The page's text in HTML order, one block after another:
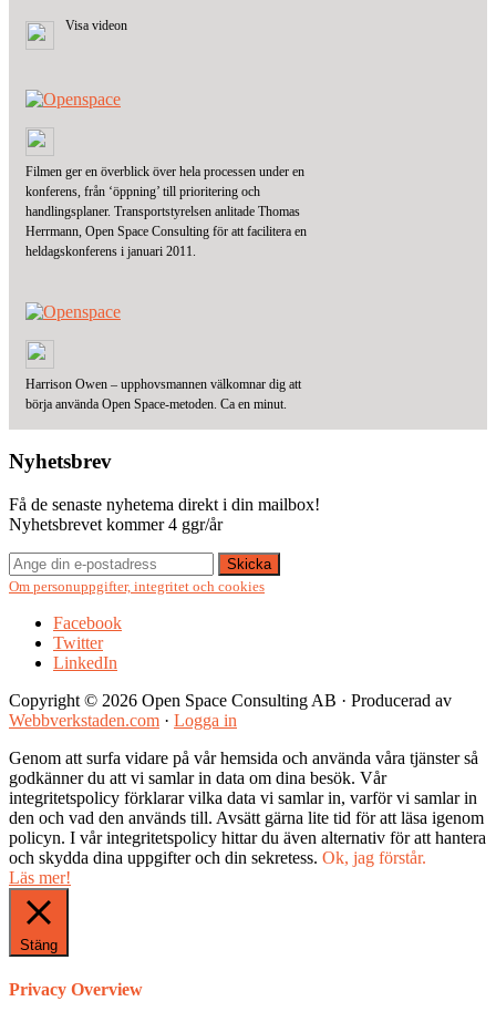
Visa videon
Filmen ger en överblick över hela processen under en
konferens, från ‘öppning’ till prioritering och
handlingsplaner. Transportstyrelsen anlitade Thomas
Herrmann, Open Space Consulting för att facilitera en
heldagskonferens i januari 2011.
Harrison Owen – upphovsmannen välkomnar dig att
börja använda Open Space-metoden. Ca en minut.
Nyhetsbrev
Få de senaste nyhetema direkt i din mailbox!
Nyhetsbrevet kommer 4 ggr/år
Om personuppgifter, integritet och cookies
Facebook
Twitter
LinkedIn
Copyright © 2026 Open Space Consulting AB · Producerad av
Webbverkstaden.com · Logga in
Genom att surfa vidare på vår hemsida och använda våra tjänster så
godkänner du att vi samlar in data om dina besök. Vår
integritetspolicy förklarar vilka data vi samlar in, varför vi samlar in
den och vad den används till. Avsätt gärna lite tid för att läsa igenom
policyn. I vår integritetspolicy hittar du även alternativ för att hantera
och skydda dina uppgifter och din sekretess. Ok, jag förstår.
Läs mer!
Stäng
Privacy Overview